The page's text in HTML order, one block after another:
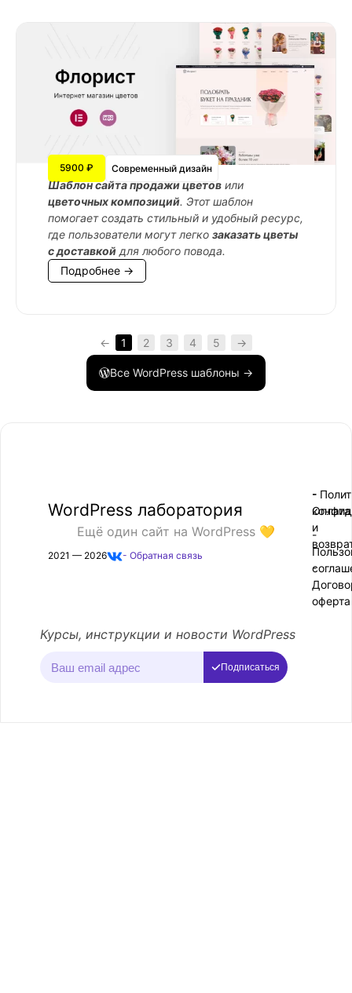
5900 ₽ Современный дизайн
Шаблон сайта продажи цветов или
цветочных композиций. Этот шаблон
помогает создать стильный и удобный ресурс,
где пользователи могут легко заказать цветы
с доставкой для любого повода.
Подробнее →
← 1 2 3 4 5 →
Все WordPress шаблоны →
WordPress лаборатория
Ещё один сайт на WordPress 💛
2021 — 2026 - Обратная связь
-
-
-
Оплата
и
-
оферта
Курсы, инструкции и новости WordPress
Подписаться